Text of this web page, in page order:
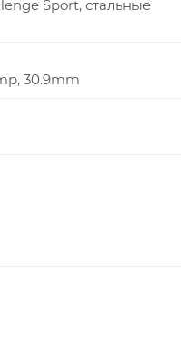
Sport, стальные
30.9mm